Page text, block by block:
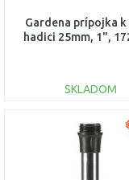
Gardena prípojka k
hadici 25mm, 1",
SKLADOM
DO
Porovnať